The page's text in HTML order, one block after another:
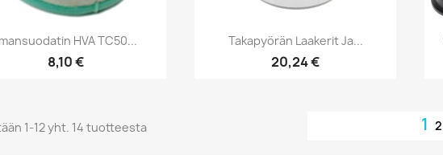
Pikakatselu
HVA TC50...
8,10 €
Pikakatselu
Takapyörän Laakerit Ja...
20,24 €
1-12 yht. 14 tuotteesta 1 2